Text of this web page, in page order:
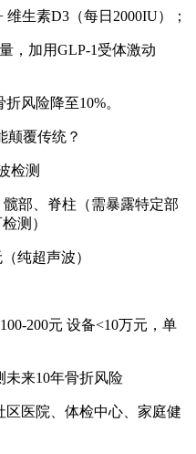
生素D3（每日2000IU）；
，加用GLP-1受体激动
风险降至10%。
颠覆传统？
检测
部、脊柱（需暴露特定部
测）
纯超声波）
200元 设备<10万元，单
未来10年骨折风险
医院、体检中心、家庭健